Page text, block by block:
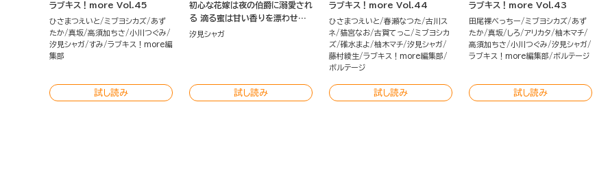
ラブキス！more Vol.45
ひさまつえいと ミブヨシカズ
あず
たか
真坂 高須加ちさ
小川つぐみ
汐見シャガ すみ
ラブキス！more編
集部
試し読み
初心な花嫁は夜の伯爵に溺愛され
る 滴る蜜は甘い香りを漂わせて
（分冊版）
汐見シャガ
試し読み
ラブキス！more Vol.44
ひさまつえいと 春瀬なつた
古川ス
ネ
猫宮なお 古賀てっこ
ミブヨシカ
ズ 碓水まよ 柚木マチ 汐見シャガ
藤村綾生 ラブキス！more編集部
ボルテージ
試し読み
ラブキス！more Vol.43
田尾裸べっちー ミブヨシカズ
あず
たか
真坂 しろ アリカタ
柚木マチ
高須加ちさ
小川つぐみ
汐見シャガ
ラブキス！more編集部
ボルテージ
試し読み